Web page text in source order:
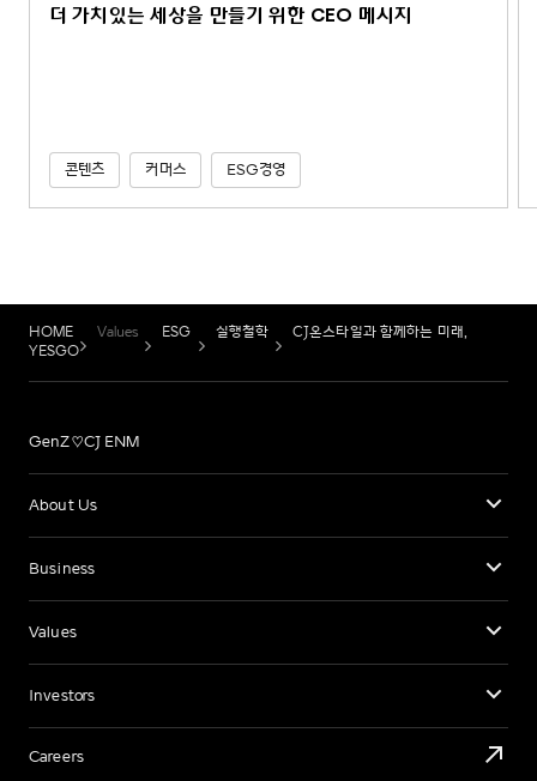
더 가치있는 세상을 만들기 위한 CEO 메시지
콘텐츠 커머스 ESG경영
HOME Values ESG 실행철학
CJ온스타일과 함께하는 미래,
YESGO
GenZ♡CJ ENM
About Us
Business
Values
Investors
Careers